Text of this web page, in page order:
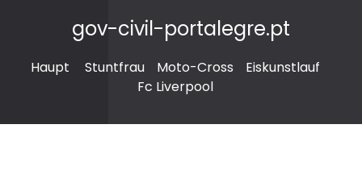
gov-civil-portalegre.pt
Haupt Stuntfrau Moto-Cross
Eiskunstlauf
Fc Liverpool